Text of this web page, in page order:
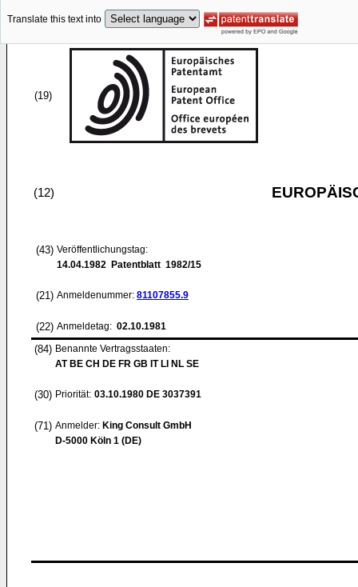
Translate this text into
(19)
(12)
(43) Veröffentlichungstag:
14.04.1982 Patentblatt 1982/15
(21) Anmeldenummer: 81107855.9
(22) Anmeldetag: 02.10.1981
(84) Benannte Vertragsstaaten:
AT BE CH DE FR GB IT LI NL SE
(30) Priorität: 03.10.1980 DE 3037391
(71) Anmelder: King Consult GmbH
D-5000 Köln 1 (DE)